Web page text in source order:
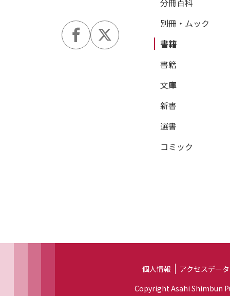
分冊百科
別冊・ムック
書籍
書籍
文庫
新書
選書
コミック
個人情報
アクセスデータ
Copyright Asahi Shimbun